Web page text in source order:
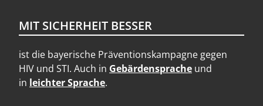
MIT SICHERHEIT BESSER
ist die bayerische Präventionskampagne gegen
HIV und STI. Auch in Gebärdensprache und
in leichter Sprache.